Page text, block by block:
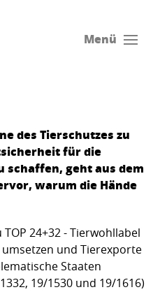
Menü
des Tierschutzes zu
für die
schaffen, geht aus dem
warum die Hände
24+32 - Tierwohllabel
und Tierexporte
Staaten
19/1530 und 19/1616)